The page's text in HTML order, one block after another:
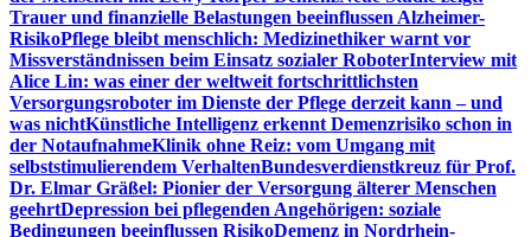
Trauer und finanzielle Belastungen beeinflussen Alzheimer-
RisikoPflege bleibt menschlich: Medizinethiker warnt vor
Missverständnissen beim Einsatz sozialer RoboterInterview mit
Alice Lin: was einer der weltweit fortschrittlichsten
Versorgungsroboter im Dienste der Pflege derzeit kann – und
was nichtKünstliche Intelligenz erkennt Demenzrisiko schon in
der NotaufnahmeKlinik ohne Reiz: vom Umgang mit
selbststimulierendem VerhaltenBundesverdienstkreuz für Prof.
Dr. Elmar Gräßel: Pionier der Versorgung älterer Menschen
geehrtDepression bei pflegenden Angehörigen: soziale
Bedingungen beeinflussen RisikoDemenz in Nordrhein-